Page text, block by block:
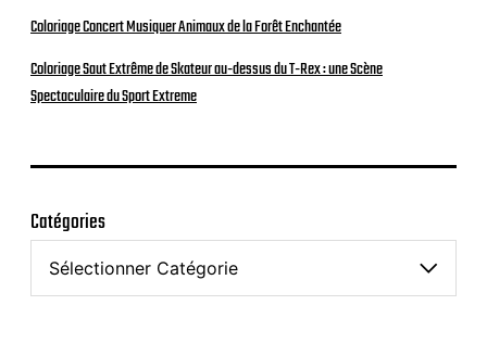
Coloriage Concert Musiquer Animaux de la Forêt Enchantée
Coloriage Saut Extrême de Skateur au-dessus du T-Rex : une Scène
Spectaculaire du Sport Extreme
Catégories